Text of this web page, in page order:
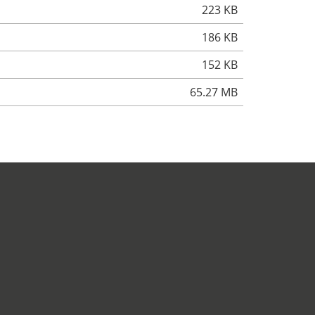
223 KB
186 KB
152 KB
65.27 MB